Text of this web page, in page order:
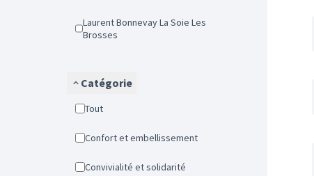
Laurent Bonnevay La Soie Les
Brosses
Catégorie
Tout
Confort et embellissement
Convivialité et solidarité